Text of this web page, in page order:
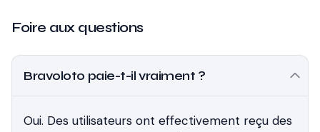
Foire aux questions
Bravoloto paie-t-il vraiment ?
Oui. Des utilisateurs ont effectivement reçu des